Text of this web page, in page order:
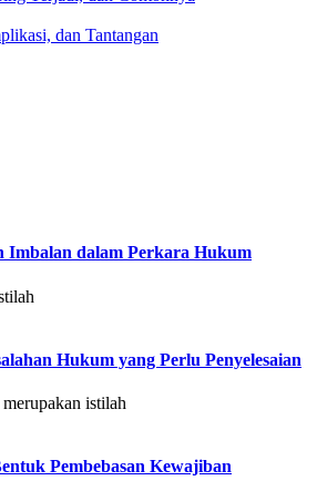
dan Tantangan
Imbalan dalam Perkara Hukum
Hukum yang Perlu Penyelesaian
istilah
Pembebasan Kewajiban